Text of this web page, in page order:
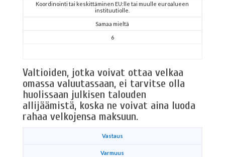
Koordinointi tai keskittäminen EU:lle tai muulle euroalueen
instituutiolle.
Samaa mieltä
6
Valtioiden, jotka voivat ottaa velkaa
omassa valuutassaan, ei tarvitse olla
huolissaan julkisen talouden
allijäämistä, koska ne voivat aina luoda
rahaa velkojensa maksuun.
Vastaus
Varmuus